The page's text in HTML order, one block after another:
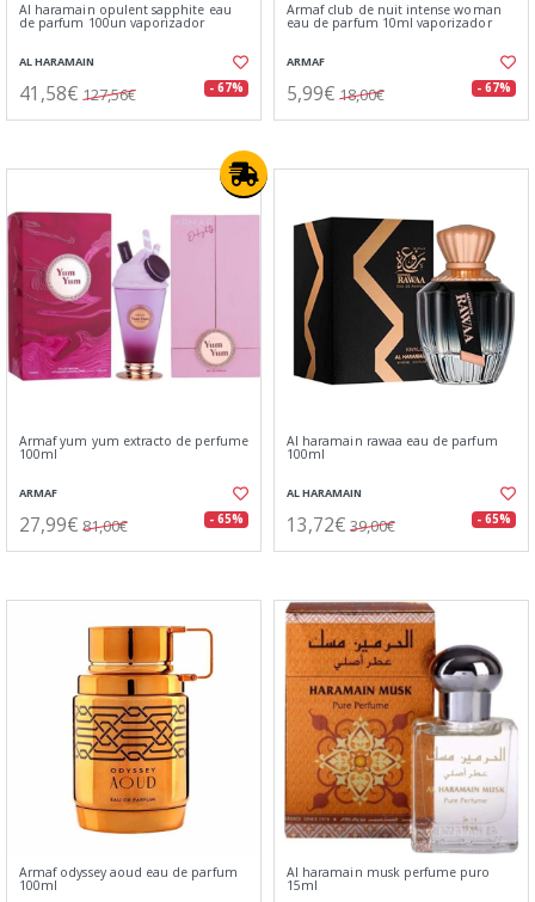
Al haramain opulent sapphite eau
de parfum 100un vaporizador
AL HARAMAIN
41,58€ 127,56€ - 67%
Armaf club de nuit intense woman
eau de parfum 10ml vaporizador
ARMAF
5,99€ 18,00€ - 67%
Armaf yum yum extracto de perfume
100ml
ARMAF
27,99€ 81,00€ - 65%
Al haramain rawaa eau de parfum
100ml
AL HARAMAIN
13,72€ 39,00€ - 65%
Armaf odyssey aoud eau de parfum
100ml
Al haramain musk perfume puro
15ml